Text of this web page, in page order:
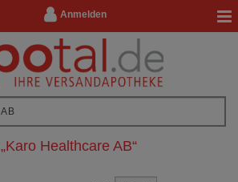
Anmelden
„Karo Healthcare AB“